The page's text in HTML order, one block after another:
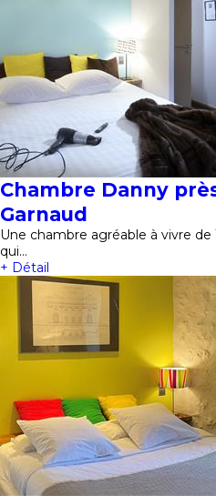
Chambre Danny
Garnaud
Une chambre agréable à vivre de
qui…
+ Détail